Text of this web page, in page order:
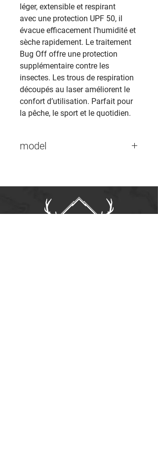
léger, extensible et respirant
avec une protection UPF 50, il
évacue efficacement l’humidité et
sèche rapidement. Le traitement
Bug Off offre une protection
supplémentaire contre les
insectes. Les trous de respiration
découpés au laser améliorent le
confort d’utilisation. Parfait pour
la pêche, le sport et le quotidien.
model